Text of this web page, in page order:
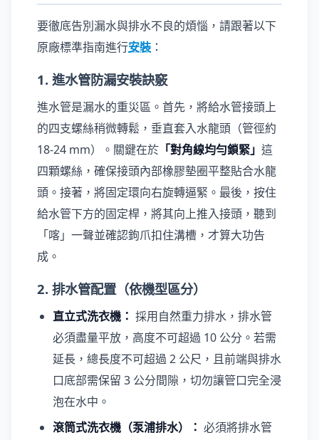
要徹底告別漏水與排水不良的煩惱，請跟著以下
原廠標準指南進行安裝 ：
1. 進水管防漏安裝訣竅
進水管是漏水的重災區。首先，將給水管接頭上
的四支螺絲稍微轉鬆，垂直套入水龍頭（管徑約
18-24 mm）。關鍵在於 「對角線均勻鎖緊」 這
四顆螺絲，確保接頭內部橡膠墊圈平整貼合水龍
頭。接著，將固定環向右旋轉逼緊。最後，按住
給水管下方的固定桿，將其向上推入接頭，聽到
「喀」一聲並確認鉤爪扣住溝槽，才算大功告
成。
2. 排水管配置（依機型區分）
直立式洗衣機： 採用自然重力排水，排水管
必須盡量平放，高度不可超過 10 公分。若需
延長，總長度不可超過 2 公尺，且前端與排水
口底部需保留 3 公分間隙，切勿讓管口完全浸
泡在水中。
滾筒式洗衣機（泵浦排水）： 必須將排水管